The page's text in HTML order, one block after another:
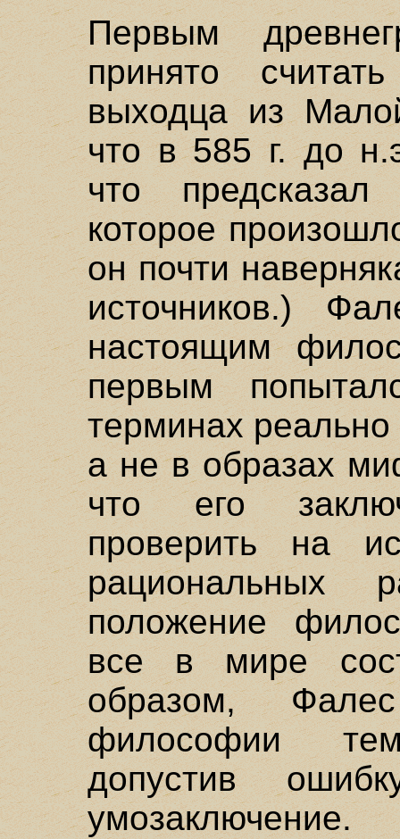
Первым
принято
выходца из
что в 585 г. до
что предсказал
которое
он почти
источников.)
настоящим
первым
терминах
а не в образах
что его
проверить на
рациональных
положение
все в мире
образом,
философии
допустив
умозаключение.